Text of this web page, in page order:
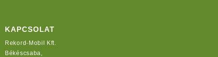
KAPCSOLAT
Rekord-Mobil Kft.
Békéscsaba,